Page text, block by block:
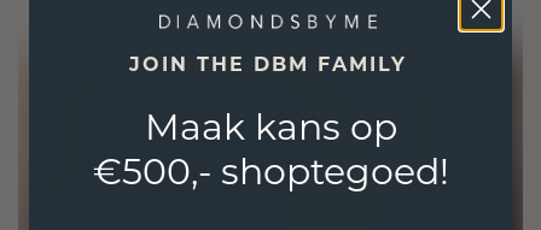
JOIN THE DBM FAMILY
Maak kans op
€500,- shoptegoed!